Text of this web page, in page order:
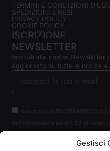
Gestisci
TERMINI E CONDIZIONI
SPEDIZIONI E RESI
PRIVACY POLICY
COOKIE POLICY
ISCRIZIONE
NEWSLETTER
Iscriviti alla nostra Newsletter
aggiornato su tutte le novità e
protezione delle persone fisiche